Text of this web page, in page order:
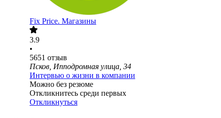
Fix Price. Магазины
3.9
•
5651 отзыв
Псков, Ипподромная улица, 34
Интервью о жизни в компании
Можно без резюме
Откликнитесь среди первых
Откликнуться